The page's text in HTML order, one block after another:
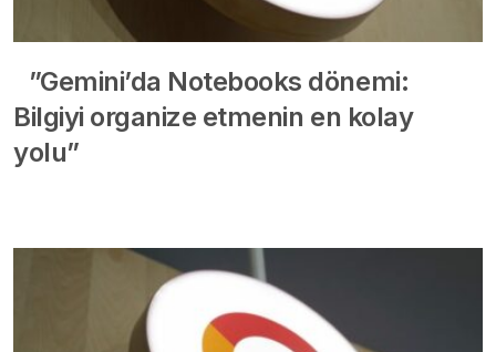
”Gemini’da Notebooks dönemi:
Bilgiyi organize etmenin en kolay
yolu”